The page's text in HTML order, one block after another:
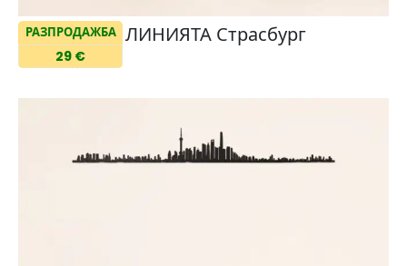
РАЗПРОДАЖБА
29 €
ЛИНИЯТА Страсбург